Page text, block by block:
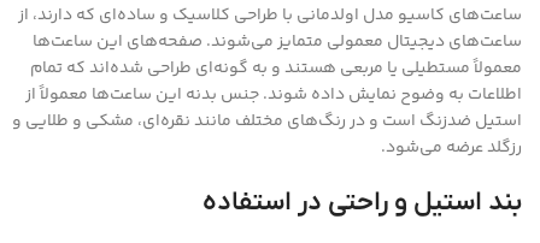
ساعت‌های کاسیو مدل اولدمانی با طراحی کلاسیک و ساده‌ای که دارند، از
ساعت‌های دیجیتال معمولی متمایز می‌شوند. صفحه‌های این ساعت‌ها
معمولاً مستطیلی یا مربعی هستند و به گونه‌ای طراحی شده‌اند که تمام
اطلاعات به وضوح نمایش داده شوند. جنس بدنه این ساعت‌ها معمولاً از
استیل ضدزنگ است و در رنگ‌های مختلف مانند نقره‌ای، مشکی و طلایی و
رزگلد عرضه می‌شود.
بند استیل و راحتی در استفاده